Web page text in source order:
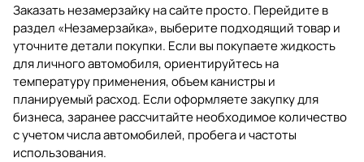
Заказать незамерзайку на сайте просто. Перейдите в
раздел «Незамерзайка», выберите подходящий товар и
уточните детали покупки. Если вы покупаете жидкость
для личного автомобиля, ориентируйтесь на
температуру применения, объем канистры и
планируемый расход. Если оформляете закупку для
бизнеса, заранее рассчитайте необходимое количество
с учетом числа автомобилей, пробега и частоты
использования.